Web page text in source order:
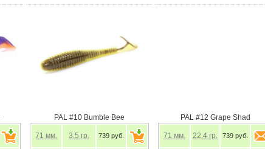
PAL #10 Bumble Bee
71 мм. 3.5 гр. 739 руб.
PAL #12 Grape Shad
71 мм. 22.4 гр. 739 руб.